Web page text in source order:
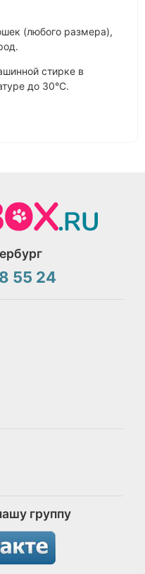
(любого размера),
стирке в
до 30°C.
55 24
группу